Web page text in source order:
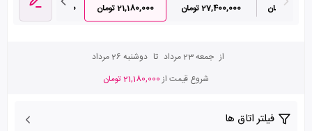
27,400,000 تومان
21,180,000 تومان
22,370,000 تومان
از جمعه 23 مرداد تا دوشنبه 26 مرداد
شروع قیمت از21,180,000 تومان
فیلتر اتاق ها